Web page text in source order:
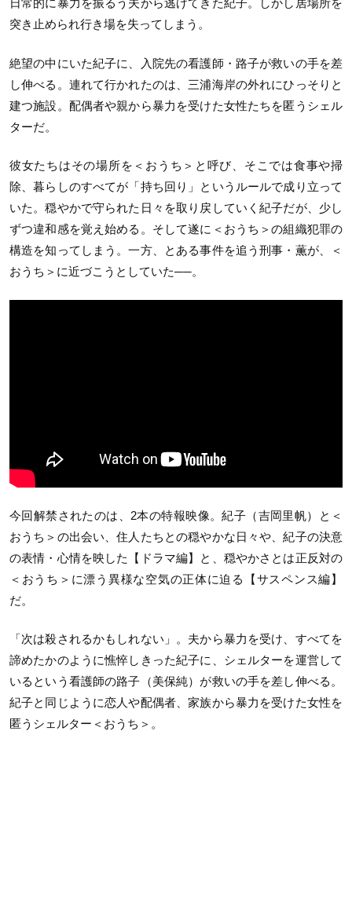
日常的に暴力を振るう夫から逃げてきた紀子。しかし居場所を
突き止められ行き場を失ってしまう。
絶望の中にいた紀子に、入院先の看護師・路子が救いの手を差
し伸べる。連れて行かれたのは、三浦海岸の外れにひっそりと
建つ施設。配偶者や親から暴力を受けた女性たちを匿うシェル
ターだ。
彼女たちはその場所を＜おうち＞と呼び、そこでは食事や掃
除、暮らしのすべてが「持ち回り」というルールで成り立って
いた。穏やかで守られた日々を取り戻していく紀子だが、少し
ずつ違和感を覚え始める。そして遂に＜おうち＞の組織犯罪の
構造を知ってしまう。一方、とある事件を追う刑事・薫が、＜
おうち＞に近づこうとしていた──。
今回解禁されたのは、2本の特報映像。紀子（吉岡里帆）と＜
おうち＞の出会い、住人たちとの穏やかな日々や、紀子の決意
の表情・心情を映した【ドラマ編】と、穏やかさとは正反対の
＜おうち＞に漂う異様な空気の正体に迫る【サスペンス編】
だ。
「次は殺されるかもしれない」。夫から暴力を受け、すべてを
諦めたかのように憔悴しきった紀子に、シェルターを運営して
いるという看護師の路子（美保純）が救いの手を差し伸べる。
紀子と同じように恋人や配偶者、家族から暴力を受けた女性を
匿うシェルター＜おうち＞。